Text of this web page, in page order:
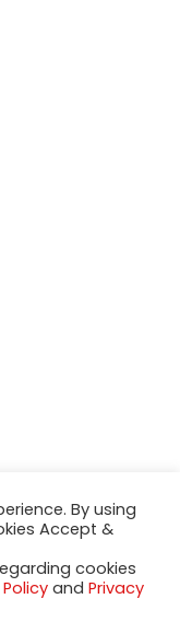
- All rights
By using
Accept &
cookies
and Privacy